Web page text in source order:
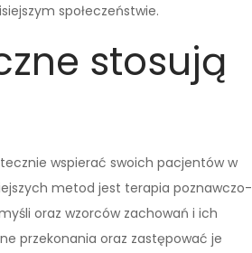
społeczeństwie.
stosują
wspierać swoich pacjentów w
metod jest terapia poznawczo-
oraz wzorców zachowań i ich
przekonania oraz zastępować je